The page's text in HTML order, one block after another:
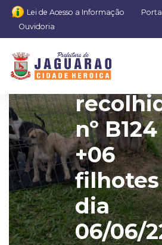
Lei de Acesso a Informação
Ouvidoria
animal
nº B124
+06
filhotes
dia
06/06/